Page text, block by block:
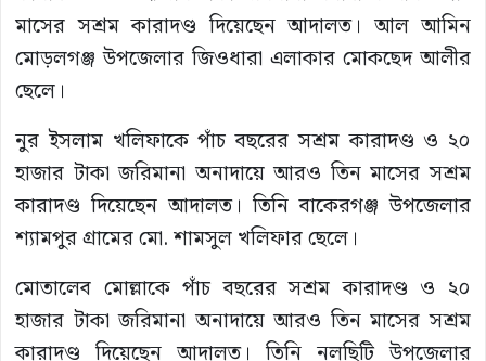
মাসের সশ্রম কারাদণ্ড দিয়েছেন আদালত। আল আমিন
মোড়লগঞ্জ উপজেলার জিওধারা এলাকার মোকছেদ আলীর
ছেলে।
নুর ইসলাম খলিফাকে পাঁচ বছরের সশ্রম কারাদণ্ড ও ২০
হাজার টাকা জরিমানা অনাদায়ে আরও তিন মাসের সশ্রম
কারাদণ্ড দিয়েছেন আদালত। তিনি বাকেরগঞ্জ উপজেলার
শ্যামপুর গ্রামের মো. শামসুল খলিফার ছেলে।
মোতালেব মোল্লাকে পাঁচ বছরের সশ্রম কারাদণ্ড ও ২০
হাজার টাকা জরিমানা অনাদায়ে আরও তিন মাসের সশ্রম
কারাদণ্ড দিয়েছেন আদালত। তিনি নলছিটি উপজেলার